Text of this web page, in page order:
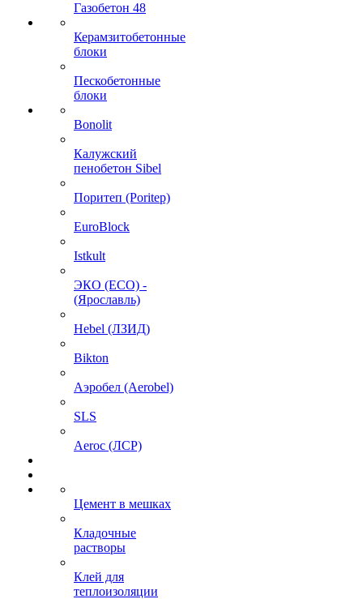
Газобетон 48
Керамзитобетонные
блоки
Пескобетонные
блоки
Bonolit
Калужский
пенобетон Sibel
Поритеп (Poritep)
EuroBlock
Istkult
ЭКО (ECO) -
(Ярославль)
Hebel (ЛЗИД)
Bikton
Аэробел (Aerobel)
SLS
Aeroc (ЛСР)
Цемент в мешках
Кладочные
растворы
Клей для
теплоизоляции